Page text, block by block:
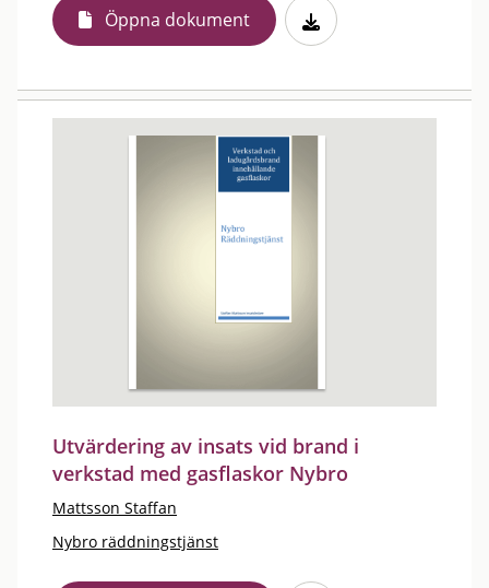
Öppna dokument
Utvärdering av insats vid brand i
verkstad med gasflaskor Nybro
Mattsson Staffan
Nybro räddningstjänst